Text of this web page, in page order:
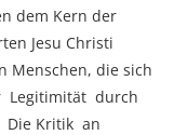
dem Kern der
Jesu Christi
Menschen, die sich
Legitimität durch
Die Kritik an